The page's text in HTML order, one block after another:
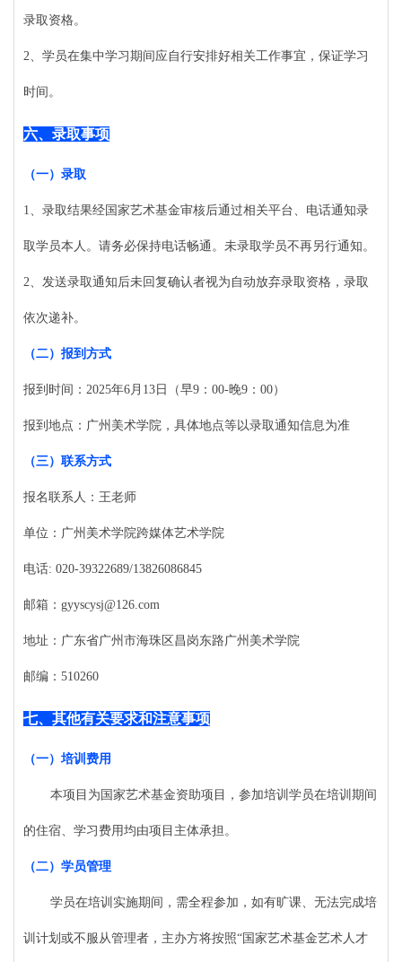
录取资格。
2、学员在集中学习期间应自行安排好相关工作事宜，保证学习
时间。
六、录取事项
（一） 录取
1、录取结果经国家艺术基金审核后通过相关平台、电话通知录
取学员本人。请务必保持电话畅通。未录取学员不再另行通知。
2、发送录取通知后未回复确认者视为自动放弃录取资格，录取
依次递补。
（二） 报到方式
报到时间： 2025年6月13日（早9：00-晚9：00）
报到地点：广州美术学院，具体地点等以录取通知信息为准
（三） 联系方式
报名联系人：王老师
单位：广州美术学院跨媒体艺术学院
电话: 020-39322689/13826086845
邮箱： gyyscysj@126.com
地址：广东省广州市海珠区昌岗东路广州美术学院
邮编： 510260
七、 其他有关要求和注意事项
（一）培训费用
本项目为国家艺术基金资助项目，参加培训学员在培训期间
的住宿、学习费用均由项目主体承担。
（二） 学员管理
学员在培训实施期间，需全程参加，如有旷课、无法完成培
训计划或不服从管理者，主办方将按照“国家艺术基金艺术人才